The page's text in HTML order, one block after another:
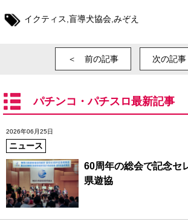
イクティス 盲導犬協会 みぞえ
＜ 前の記事 次の記
パチンコ・パチスロ最新記事
2026年06月25日
ニュース
60周年の総会で記念セ
県遊協